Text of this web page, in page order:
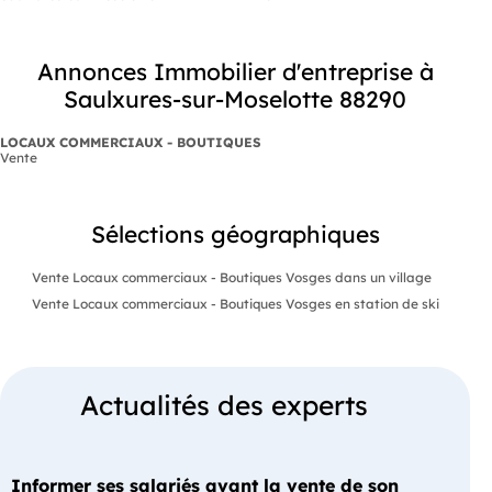
Annonces Immobilier d'entreprise à
Saulxures-sur-Moselotte 88290
LOCAUX COMMERCIAUX - BOUTIQUES
Vente
Sélections géographiques
Vente Locaux commerciaux - Boutiques Vosges dans un village
Vente Locaux commerciaux - Boutiques Vosges en station de ski
Actualités des experts
Informer ses salariés avant la vente de son